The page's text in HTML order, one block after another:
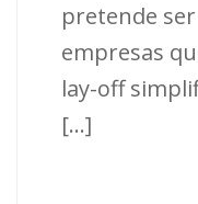
pretende
empresas
lay-off
[...]